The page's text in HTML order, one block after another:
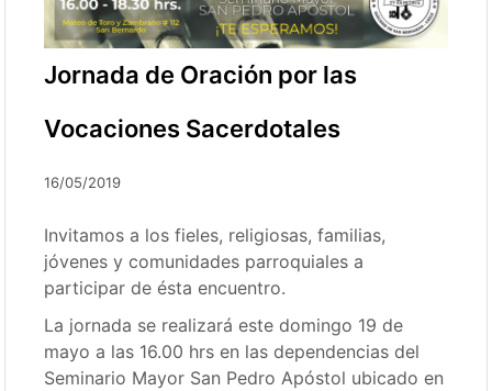
Jornada de Oración por las
Vocaciones Sacerdotales
16/05/2019
Invitamos a los fieles, religiosas, familias,
jóvenes y comunidades parroquiales a
participar de ésta encuentro.
La jornada se realizará este domingo 19 de
mayo a las 16.00 hrs en las dependencias del
Seminario Mayor San Pedro Apóstol ubicado en